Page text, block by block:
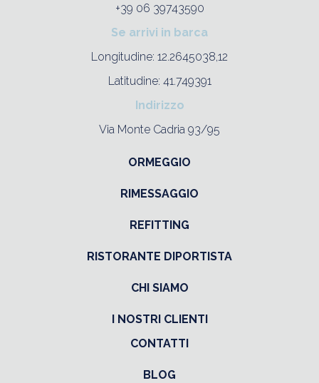
+39 06 39743590
Se arrivi in barca
Longitudine: 12.2645038,12
Latitudine: 41.749391
Indirizzo
Via Monte Cadria 93/95
ORMEGGIO
RIMESSAGGIO
REFITTING
RISTORANTE DIPORTISTA
CHI SIAMO
I NOSTRI CLIENTI
CONTATTI
BLOG